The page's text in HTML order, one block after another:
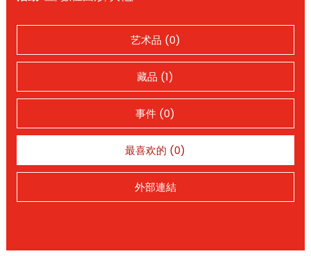
艺术品 (0)
藏品 (1)
事件 (0)
最喜欢的 (0)
外部連結